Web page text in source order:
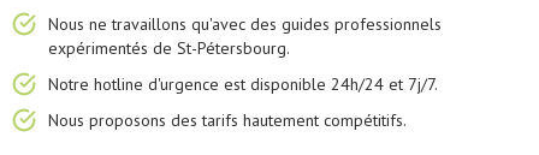
Nous ne travaillons qu'avec des guides professionnels
expérimentés de St-Pétersbourg.
Notre hotline d'urgence est disponible 24h/24 et 7j/7.
Nous proposons des tarifs hautement compétitifs.